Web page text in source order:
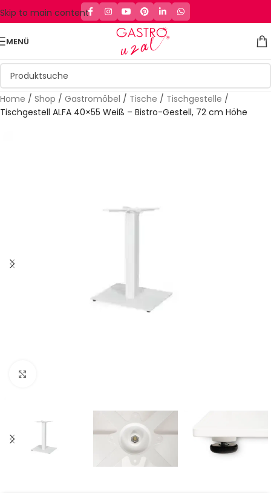
Skip to main content
MENÜ
Home / Shop / Gastromöbel / Tische / Tischgestelle /
Tischgestell ALFA 40×55 Weiß – Bistro-Gestell, 72 cm Höhe